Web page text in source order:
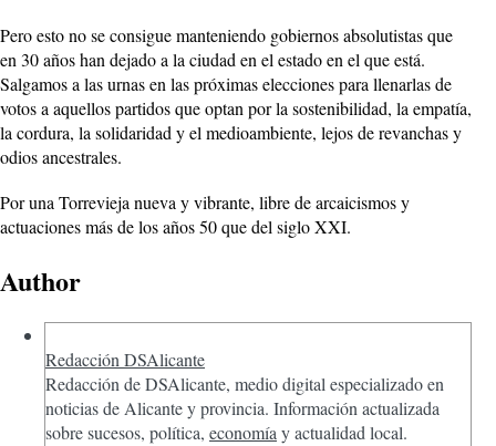
Pero esto no se consigue manteniendo gobiernos absolutistas que
en 30 años han dejado a la ciudad en el estado en el que está.
Salgamos a las urnas en las próximas elecciones para llenarlas de
votos a aquellos partidos que optan por la sostenibilidad, la empatía,
la cordura, la solidaridad y el medioambiente, lejos de revanchas y
odios ancestrales.
Por una Torrevieja nueva y vibrante, libre de arcaicismos y
actuaciones más de los años 50 que del siglo XXI.
Author
Redacción DSAlicante
Redacción de DSAlicante, medio digital especializado en
noticias de Alicante y provincia. Información actualizada
sobre sucesos, política, economíay actualidad local.